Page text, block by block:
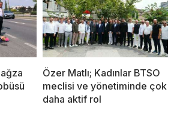
Özer Matlı; Kadınlar BTSO
meclisi ve yönetiminde çok
daha aktif rol